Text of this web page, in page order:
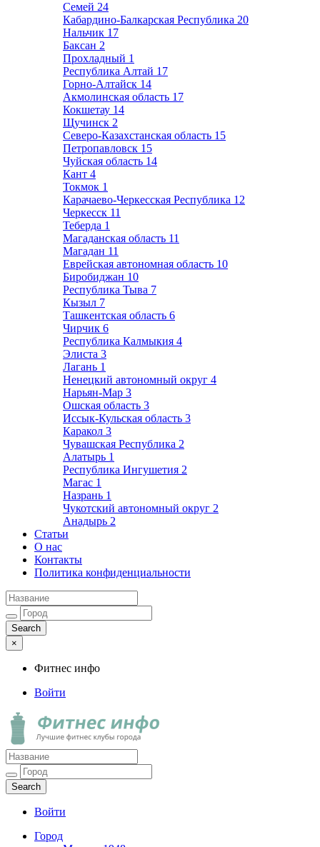
Семей 24
Кабардино-Балкарская Республика 20
Нальчик 17
Баксан 2
Прохладный 1
Республика Алтай 17
Горно-Алтайск 14
Акмолинская область 17
Кокшетау 14
Щучинск 2
Северо-Казахстанская область 15
Петропавловск 15
Чуйская область 14
Кант 4
Токмок 1
Карачаево-Черкесская Республика 12
Черкесск 11
Теберда 1
Магаданская область 11
Магадан 11
Еврейская автономная область 10
Биробиджан 10
Республика Тыва 7
Кызыл 7
Ташкентская область 6
Чирчик 6
Республика Калмыкия 4
Элиста 3
Лагань 1
Ненецкий автономный округ 4
Нарьян-Мар 3
Ошская область 3
Иссык-Кульская область 3
Каракол 3
Чувашская Республика 2
Алатырь 1
Республика Ингушетия 2
Магас 1
Назрань 1
Чукотский автономный округ 2
Анадырь 2
Статьи
О нас
Контакты
Политика конфиденциальности
×
Фитнес инфо
Войти
Фитнес инфо
Лучшие фитнес клубы города
Войти
Город